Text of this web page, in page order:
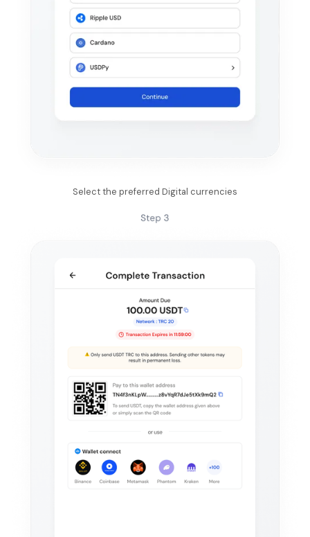
Select the preferred Digital currencies